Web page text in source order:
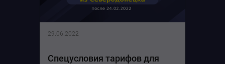
29.06.2022
Спецусловия тарифов для